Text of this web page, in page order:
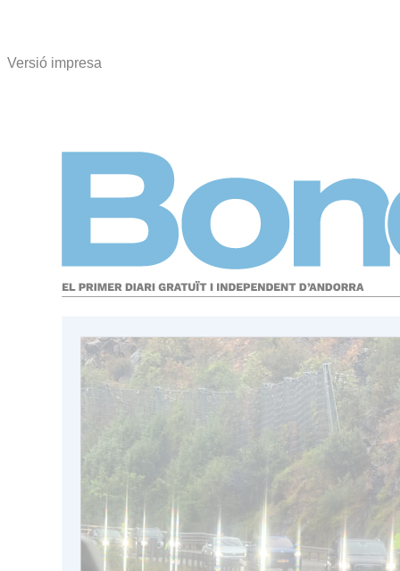
Versió impresa